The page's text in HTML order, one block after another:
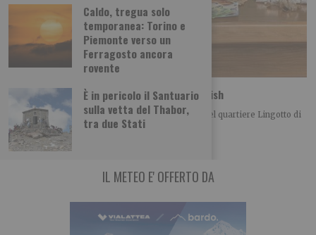
Caldo, tregua solo
temporanea: Torino e
Piemonte verso un
Ferragosto ancora
rovente
È in pericolo il Santuario
sulla vetta del Thabor,
tra due Stati
Spaccio: la polizia sequestra 33 kg di hashish
La Polizia di Stato ha arrestato, nei giorni scorsi nel quartiere Lingotto di
Torino, un 24enne
IL METEO E' OFFERTO DA